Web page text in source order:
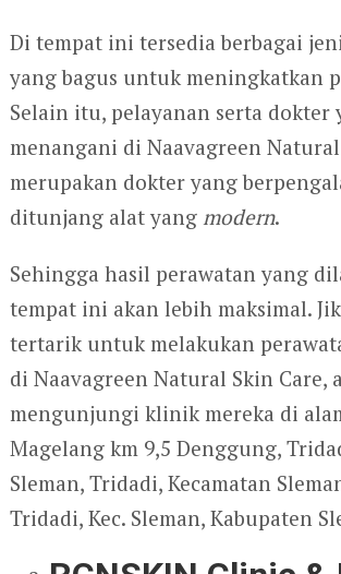
Di tempat ini tersedia berbagai
yang bagus untuk meningkatkan
Selain itu, pelayanan serta dokter
menangani di Naavagreen
merupakan dokter yang
ditunjang alat yang modern.
Sehingga hasil perawatan yang
tempat ini akan lebih maksimal.
tertarik untuk melakukan
di Naavagreen Natural Skin Care,
mengunjungi klinik mereka di
Magelang km 9,5 Denggung,
Sleman, Tridadi, Kecamatan
Tridadi, Kec. Sleman, Kabupaten